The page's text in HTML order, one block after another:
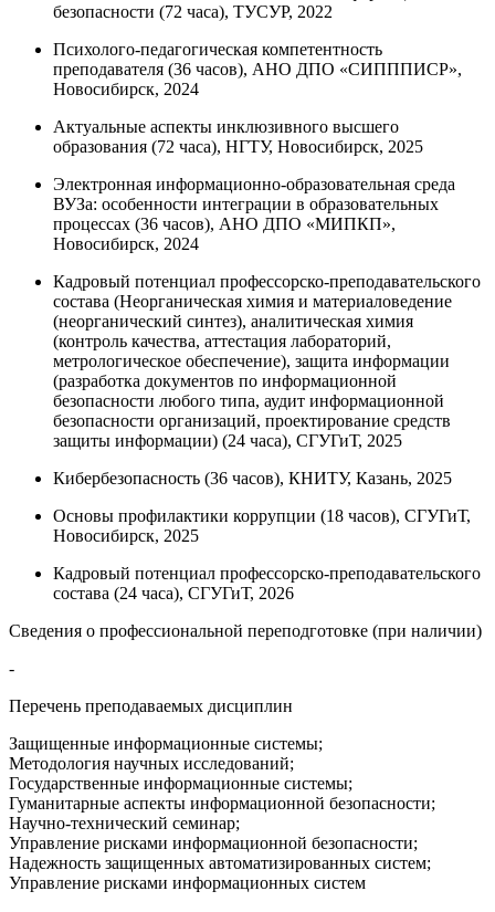
безопасности (72 часа), TУCУP, 2022
Психолого-педагогическая компетентность
преподавателя (36 часов), АНО ДПО «СИПППИСР»,
Новосибирск, 2024
Актуальные аспекты инклюзивного высшего
образования (72 часа), НГТУ, Новосибирск, 2025
Электронная информационно-образовательная среда
ВУЗа: особенности интеграции в образовательных
процессах (36 часов), АНО ДПО «МИПКП»,
Новосибирск, 2024
Кадровый потенциал профессорско-преподавательского
состава (Неорганическая химия и материаловедение
(неорганический синтез), аналитическая химия
(контроль качества, аттестация лабораторий,
метрологическое обеспечение), защита информации
(разработка документов по информационной
безопасности любого типа, аудит информационной
безопасности организаций, проектирование средств
защиты информации) (24 часа), СГУГиТ, 2025
Кибербезопасность (36 часов), КНИТУ, Казань, 2025
Основы профилактики коррупции (18 часов), СГУГиТ,
Новосибирск, 2025
Кадровый потенциал профессорско-преподавательского
состава (24 часа), СГУГиТ, 2026
Сведения о профессиональной переподготовке (при наличии)
-
Перечень преподаваемых дисциплин
Защищенные информационные системы;
Методология научных исследований;
Государственные информационные системы;
Гуманитарные аспекты информационной безопасности;
Научно-технический семинар;
Управление рисками информационной безопасности;
Надежность защищенных автоматизированных систем;
Управление рисками информационных систем